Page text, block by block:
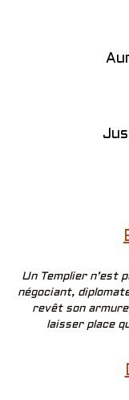
Un Templier n’est
négociant,
revêt son
laisser place